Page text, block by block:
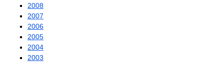
2008
2007
2006
2005
2004
2003